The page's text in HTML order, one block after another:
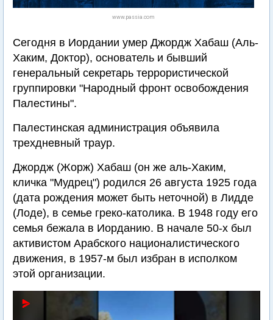
www.passia.com
Сегодня в Иордании умер Джордж Хабаш (Аль-
Хаким, Доктор), основатель и бывший
генеральный секретарь террористической
группировки "Народный фронт освобождения
Палестины".
Палестинская администрация объявила
трехдневный траур.
Джордж (Жорж) Хабаш (он же аль-Хаким,
кличка "Мудрец") родился 26 августа 1925 года
(дата рождения может быть неточной) в Лидде
(Лоде), в семье греко-католика. В 1948 году его
семья бежала в Иорданию. В начале 50-х был
активистом Арабского националистического
движения, в 1957-м был избран в исполком
этой организации.